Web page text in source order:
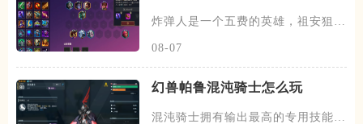
炸弹人是一个五费的英雄，祖安狙神
08-07
幻兽帕鲁混沌骑士怎么玩
混沌骑士拥有输出最高的专用技能双